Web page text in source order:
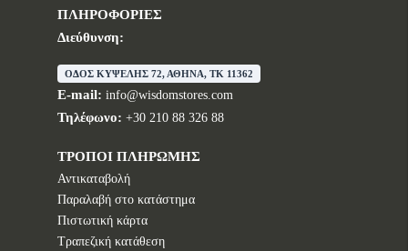
ΠΛΗΡΟΦΟΡΙΕΣ
Διεύθυνση:
ΟΔΟΣ ΚΥΨΕΛΗΣ 72, ΑΘΗΝΑ, TK 11362
E-mail: info@wisdomstores.com
Τηλέφωνο: +30 210 88 326 88
ΤΡΟΠΟΙ ΠΛΗΡΩΜΗΣ
Αντικαταβολή
Παραλαβή στο κατάστημα
Πιστωτική κάρτα
Τραπεζική κατάθεση